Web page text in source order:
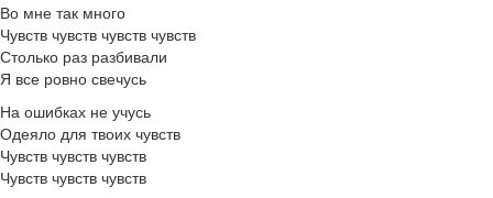
Во мне так много
Чувств чувств чувств чувств
Столько раз разбивали
Я все ровно свечусь
На ошибках не учусь
Одеяло для твоих чувств
Чувств чувств чувств
Чувств чувств чувств